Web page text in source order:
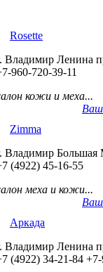
Rosette
Владимир Ленина
960-720-39-11
кожи и меха...
Zimma
Владимир Большая
(4922) 45-16-55
меха и кожи...
Аркада
Владимир Ленина
(4922) 34-21-84